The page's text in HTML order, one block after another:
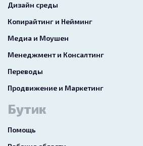
Дизайн среды
Копирайтинг и Нейминг
Медиа и Моушен
Менеджмент и Консалтинг
Переводы
Продвижение и Маркетинг
Бутик
Помощь